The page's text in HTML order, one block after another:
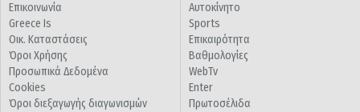
Επικοινωνία
Greece Is
Οικ. Καταστάσεις
Όροι Χρήσης
Προσωπικά Δεδομένα
Cookies
Όροι διεξαγωγής διαγωνισμών
Αυτοκίνητο
Sports
Επικαιρότητα
Βαθμολογίες
WebTv
Enter
Πρωτοσέλιδα